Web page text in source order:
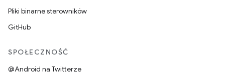
Pliki binarne sterowników
GitHub
SPOŁECZNOŚĆ
@Android na Twitterze